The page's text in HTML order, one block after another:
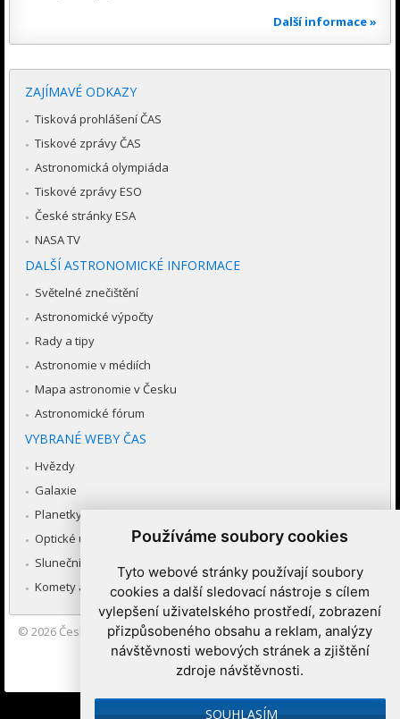
Používáme soubory cookies
Tyto webové stránky používají soubory
cookies a další sledovací nástroje s cílem
vylepšení uživatelského prostředí, zobrazení
přizpůsobeného obsahu a reklam, analýzy
návštěvnosti webových stránek a zjištění
zdroje návštěvnosti.
SOUHLASÍM
Další informace »
ZAJÍMAVÉ ODKAZY
Tisková prohlášení ČAS
Tiskové zprávy ČAS
Astronomická olympiáda
Tiskové zprávy ESO
České stránky ESA
NASA TV
DALŠÍ ASTRONOMICKÉ INFORMACE
Světelné znečištění
Astronomické výpočty
Rady a tipy
Astronomie v médiích
Mapa astronomie v Česku
Astronomické fórum
VYBRANÉ WEBY ČAS
Hvězdy
Galaxie
Planetky
Optické úkazy v atmosféře
Sluneční soustava
Komety a meteory
© 2026 Česká astronomická společnost|Hvězdárna a planetárium
Brno spolupracuje se serverem Astro.cz